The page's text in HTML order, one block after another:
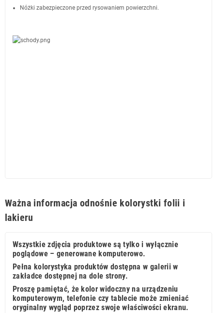
Nóżki zabezpieczone przed rysowaniem powierzchni.
Ważna informacja odnośnie kolorystki folii i
lakieru
Wszystkie zdjęcia produktowe są tylko i wyłącznie
poglądowe – generowane komputerowo.
Pełna kolorystyka produktów dostępna w galerii w
zakładce dostępnej na dole strony.
Proszę pamiętać, że kolor widoczny na urządzeniu
komputerowym, telefonie czy tablecie może zmieniać
oryginalny wygląd poprzez swoje właściwości ekranu.